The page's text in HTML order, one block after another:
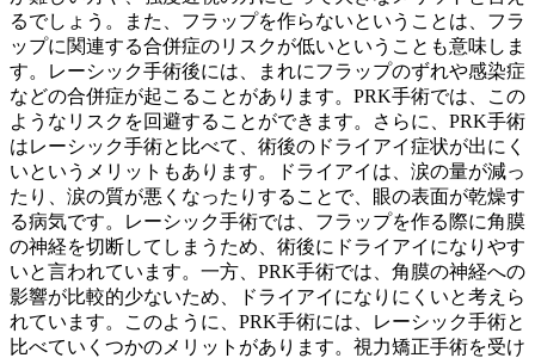
るでしょう。また、フラップを作らないということは、 フラ
ップに関連する合併症のリスクが低いということも意味しま
す。レーシック手術後には、まれにフラップのずれや感染症
などの合併症が起こることがあります。PRK手術では、この
ようなリスクを回避することができます。さらに、PRK手術
はレーシック手術と比べて、 術後のドライアイ症状が出にく
いというメリットもあります。ドライアイは、涙の量が減っ
たり、涙の質が悪くなったりすることで、眼の表面が乾燥す
る病気です。レーシック手術では、フラップを作る際に角膜
の神経を切断してしまうため、術後にドライアイになりやす
いと言われています。一方、PRK手術では、角膜の神経への
影響が比較的少ないため、ドライアイになりにくいと考えら
れています。このように、PRK手術には、レーシック手術と
比べていくつかのメリットがあります。視力矯正手術を受け